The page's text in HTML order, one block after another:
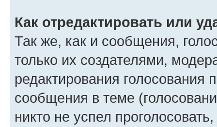
Как отредактировать или
Так же, как и сообщения,
только их создателями,
редактирования голосования
сообщения в теме
никто не успел